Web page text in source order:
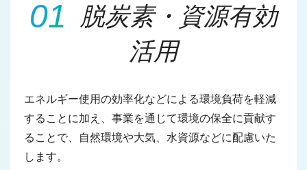
脱炭素・資源有効
活用
エネルギー使用の効率化などによる環境負荷を軽減
することに加え、事業を通じて環境の保全に貢献す
ることで、自然環境や大気、水資源などに配慮いた
します。